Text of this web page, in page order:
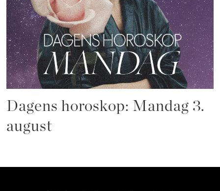
Dagens horoskop: Mandag 3.
august